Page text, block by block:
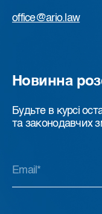
office@ario.law
Новинна
Будьте в курсі
та законодавчих